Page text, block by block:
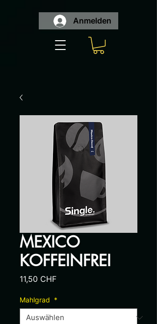
Anmelden
MEXICO
KOFFEINFREI
11,50 CHFPreis
Mahlgrad *